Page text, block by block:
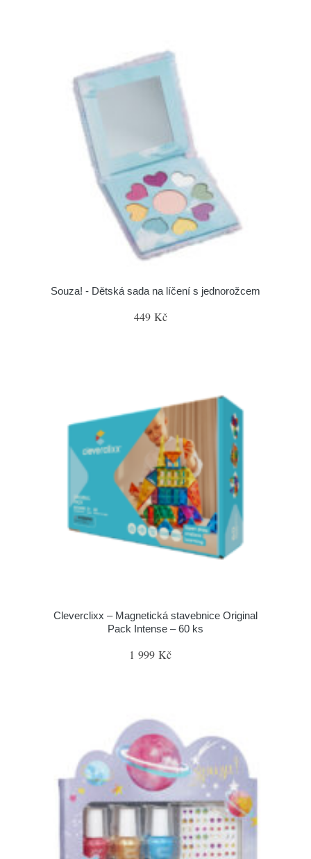
Souza! - Dětská sada na líčení s jednorožcem
449 Kč
Cleverclixx – Magnetická stavebnice Original
Pack Intense – 60 ks
1 999 Kč